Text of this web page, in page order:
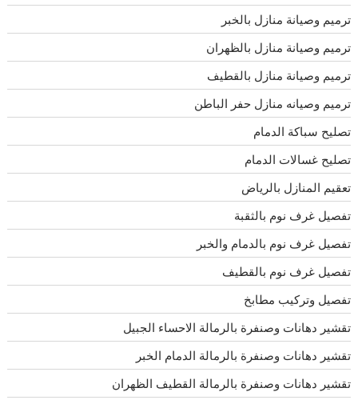
ترميم وصيانة منازل بالخبر
ترميم وصيانة منازل بالظهران
ترميم وصيانة منازل بالقطيف
ترميم وصيانه منازل حفر الباطن
تصليح سباكة الدمام
تصليح غسالات الدمام
تعقيم المنازل بالرياض
تفصيل غرف نوم بالثقبة
تفصيل غرف نوم بالدمام والخبر
تفصيل غرف نوم بالقطيف
تفصيل وتركيب مطابخ
تقشير دهانات وصنفرة بالرمالة الاحساء الجبيل
تقشير دهانات وصنفرة بالرمالة الدمام الخبر
تقشير دهانات وصنفرة بالرمالة القطيف الظهران